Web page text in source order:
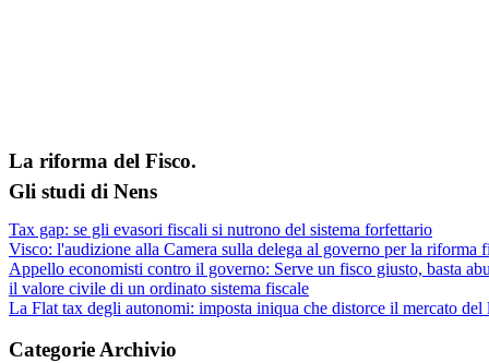
La riforma del Fisco.
Gli studi di Nens
Tax gap: se gli evasori fiscali si nutrono del sistema forfettario
Visco: l'audizione alla Camera sulla delega al governo per la riforma
Appello economisti contro il governo: Serve un fisco giusto, basta
il valore civile di un ordinato sistema fiscale
La Flat tax degli autonomi: imposta iniqua che distorce il mercato del
Categorie Archivio